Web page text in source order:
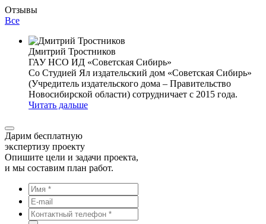
Отзывы
Все
Дмитрий Тростников
ГАУ НСО ИД «Советская Сибирь»
Со Студией Ял издательский дом «Советская Сибирь»
(Учредитель издательского дома – Правительство
Новосибирской области) сотрудничает с 2015 года.
Читать дальше
Дарим бесплатную
экспертизу проекту
Опишите цели и задачи проекта,
и мы составим план работ.